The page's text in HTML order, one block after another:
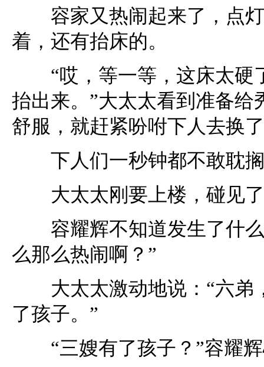
容家又热闹起来了，点灯
着，还有抬床的。
“哎，等一等，这床太硬
抬出来。”大太太看到准备
舒服，就赶紧吩咐下人去换
下人们一秒钟都不敢耽搁
大太太刚要上楼，碰见了
容耀辉不知道发生了什么
么那么热闹啊？”
大太太激动地说：“六弟
了孩子。”
“三嫂有了孩子？”容耀辉